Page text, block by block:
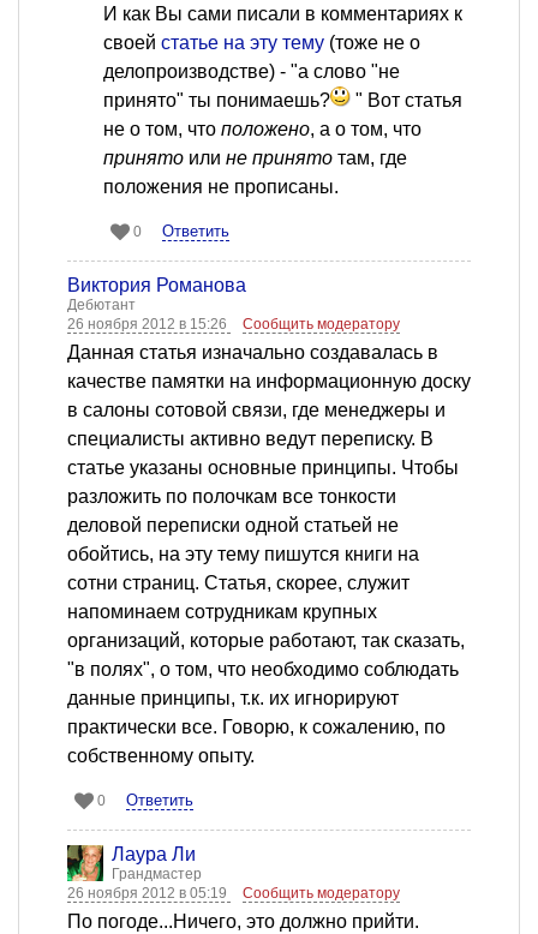
И как Вы сами писали в комментариях к
своей статье на эту тему (тоже не о
делопроизводстве) - "а слово "не
принято" ты понимаешь?
" Вот статья
не о том, что положено, а о том, что
принято или не принято там, где
положения не прописаны.
0 Ответить
Виктория Романова
Дебютант
26 ноября 2012 в 15:26
Сообщить модератору
Данная статья изначально создавалась в
качестве памятки на информационную доску
в салоны сотовой связи, где менеджеры и
специалисты активно ведут переписку. В
статье указаны основные принципы. Чтобы
разложить по полочкам все тонкости
деловой переписки одной статьей не
обойтись, на эту тему пишутся книги на
сотни страниц. Статья, скорее, служит
напоминаем сотрудникам крупных
организаций, которые работают, так сказать,
"в полях", о том, что необходимо соблюдать
данные принципы, т.к. их игнорируют
практически все. Говорю, к сожалению, по
собственному опыту.
0 Ответить
Лаура Ли
Грандмастер
26 ноября 2012 в 05:19
Сообщить модератору
По погоде...Ничего, это должно прийти.